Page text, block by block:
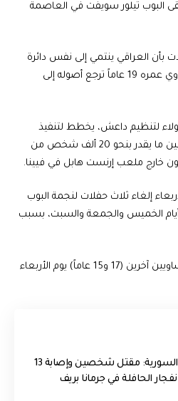
البوب تيلور سويفت في العاصمة
بأن العراقي ينتمي إلى نفس دائرة
المشتبه به الرئيسي وهو نمساوي عمره 19 عاماً ترجع أصوله إلى
لتنظيم داعش، يخطط لتنفيذ
هجوم يسفر عن سقوط قتلى بين ما يقدر بنحو 20 ألف شخص من
خارج ملعب إرنست هابل في فيينا.
إلغاء ثلاث حفلات لنجمة البوب
أيام الخميس والجمعة والسبت، بسبب
واعتقلت السلطات شابين نمساويين آخرين (17 و15 عاماً) يوم الأربعاء
الصحة السورية: مقتل شخصين وإصابة 13
الحافلة في جرمانا بريف